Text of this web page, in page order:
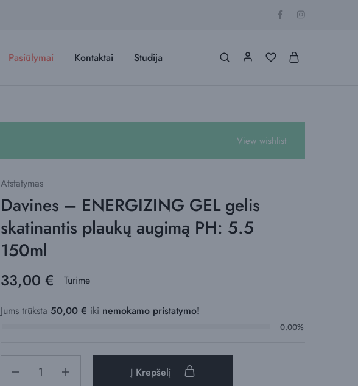
Pasiūlymai Kontaktai Studija
View wishlist
Atstatymas
Davines – ENERGIZING GEL gelis
skatinantis plaukų augimą PH: 5.5
150ml
33,00 € Turime
Jums trūksta 50,00 € iki nemokamo pristatymo!
0.00%
Į Krepšelį